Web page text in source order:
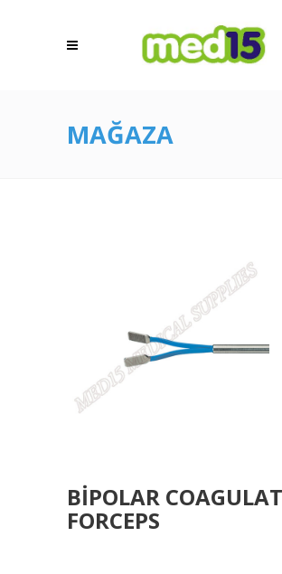
MAĞAZA
BIPOLAR
FORCEPS